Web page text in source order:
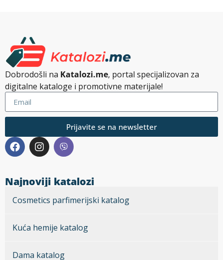
Dobrodošli na Katalozi.me, portal specijalizovan za
digitalne kataloge i promotivne materijale!
Prijavite se na newsletter
Najnoviji katalozi
Cosmetics parfimerijski katalog
Kuća hemije katalog
Dama katalog